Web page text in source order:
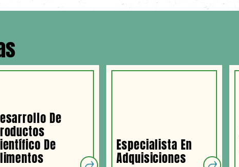
De
De Especialista En
Adquisiciones